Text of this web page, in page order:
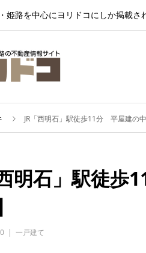
姫路を中心にヨリドコにしか掲載さ
JR「西明石」駅徒歩11分 平屋建の
明石」駅徒
一戸建て